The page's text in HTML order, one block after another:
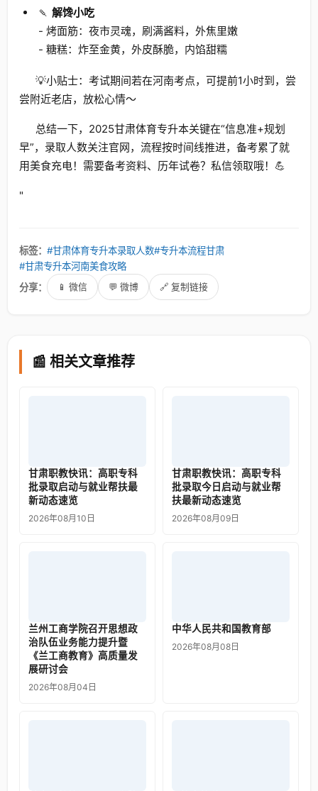
🍡 解馋小吃
- 烤面筋：夜市灵魂，刷满酱料，外焦里嫩
- 糖糕：炸至金黄，外皮酥脆，内馅甜糯
💡小贴士：考试期间若在河南考点，可提前1小时到，尝
尝附近老店，放松心情～
总结一下，2025甘肃体育专升本关键在“信息准+规划
早”，录取人数关注官网，流程按时间线推进，备考累了就
用美食充电！需要备考资料、历年试卷？私信领取哦！💪
"
标签： #甘肃体育专升本录取人数#专升本流程甘肃
#甘肃专升本河南美食攻略
分享：
📱 微信 💬 微博 🔗 复制链接
📰 相关文章推荐
甘肃职教快讯：高职专科
批录取启动与就业帮扶最
新动态速览
2026年08月10日
甘肃职教快讯：高职专科
批录取今日启动与就业帮
扶最新动态速览
2026年08月09日
兰州工商学院召开思想政
治队伍业务能力提升暨
《兰工商教育》高质量发
展研讨会
2026年08月04日
中华人民共和国教育部
2026年08月08日